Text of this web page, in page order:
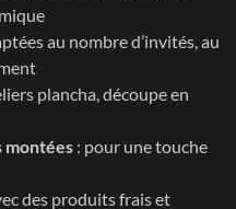
au nombre d’invités, au
plancha, découpe en
montées : pour une touche
des produits frais et